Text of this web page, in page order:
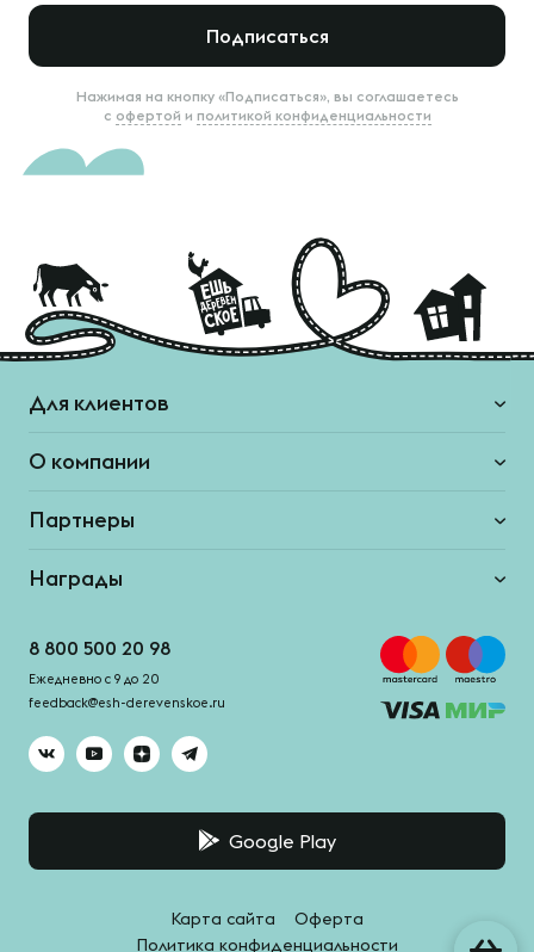
Подписаться
Нажимая на кнопку «Подписаться», вы соглашаетесь
с офертой и политикой конфиденциальности
Для клиентов
О компании
Партнеры
Награды
8 800 500 20 98
Ежедневно с 9 до 20
feedback@esh-derevenskoe.ru
Google Play
Карта сайта
Оферта
Политика конфиденциальности